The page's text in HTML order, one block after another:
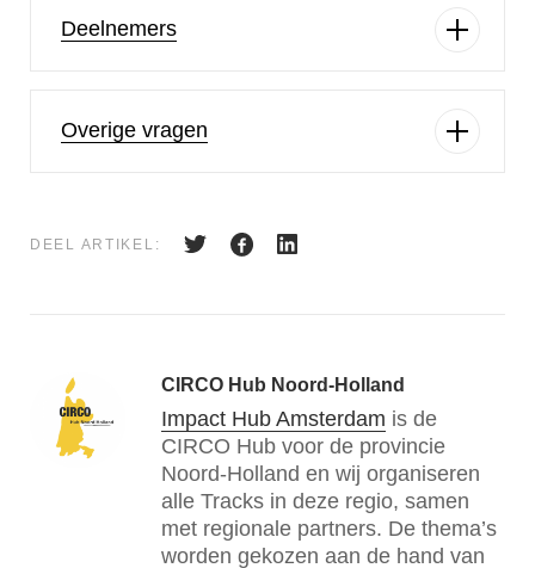
Deelnemers
Overige vragen
DEEL ARTIKEL:
CIRCO Hub Noord-Holland
Impact Hub Amsterdam is de
CIRCO Hub voor de provincie
Noord-Holland en wij organiseren
alle Tracks in deze regio, samen
met regionale partners. De thema’s
worden gekozen aan de hand van